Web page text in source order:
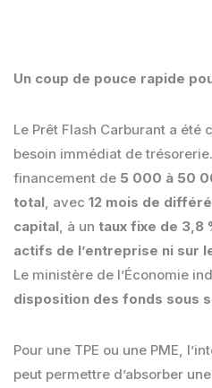
Un coup de pouce rapide
Le Prêt Flash Carburant a été
besoin immédiat de
financement de 5 000 à 50
total, avec 12 mois de
capital, à un taux fixe de 3,8
actifs de l’entreprise ni sur
Le ministère de l’Économie
disposition des fonds sous
Pour une TPE ou une PME,
peut permettre d’absorber